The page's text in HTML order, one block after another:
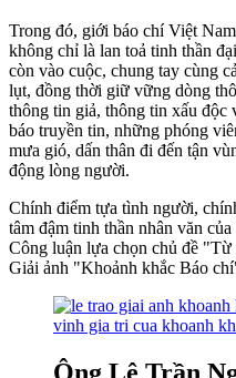
Trong đó, giới báo chí Việt
không chỉ là lan toả tinh thần
còn vào cuộc, chung tay cùng
lụt, đồng thời giữ vững dòng
thông tin giả, thông tin xấu độc
báo truyền tin, những phóng
mưa gió, dấn thân đi đến tận
động lòng người.
Chính điểm tựa tình người,
tâm đậm tinh thần nhân văn
Công luận lựa chọn chủ đề
Giải ảnh "Khoảnh khắc Báo